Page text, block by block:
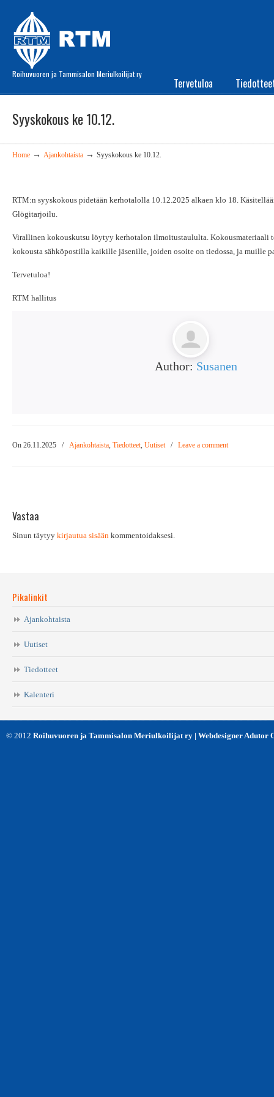
Roihuvuoren ja Tammisalon Meriulkoilijat ry
Tervetuloa
Syyskokous ke 10.12.
Home → Ajankohtaista → Syyskokous ke 10.12.
RTM:n syyskokous pidetään kerhotalolla 10.12.2025 alkaen klo 18.
Glögitarjoilu.
Virallinen kokouskutsu löytyy kerhotalon ilmoitustaululta. Kokousmateriaali
kokousta sähköpostilla kaikille jäsenille, joiden osoite on tiedossa, ja muille
Tervetuloa!
RTM hallitus
Author: Susanen
On 26.11.2025 / Ajankohtaista, Tiedotteet, Uutiset / Leave a comment
Vastaa
Sinun täytyy kirjautua sisään kommentoidaksesi.
Pikalinkit
Ajankohtaista
Uutiset
Tiedotteet
Kalenteri
© 2012 Roihuvuoren ja Tammisalon Meriulkoilijat ry | Webdesigner Adutor